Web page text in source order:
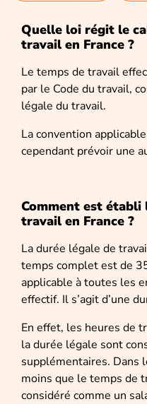
Quelle loi régit le
travail en France ?
Le temps de travail
par le Code du travail,
légale du travail.
La convention
cependant prévoir une
Comment est établi
travail en France ?
La durée légale de
temps complet est de
applicable à toutes les
effectif. Il s’agit d’une
En effet, les heures de
la durée légale sont
supplémentaires. Dans
moins que le temps de
considéré comme un